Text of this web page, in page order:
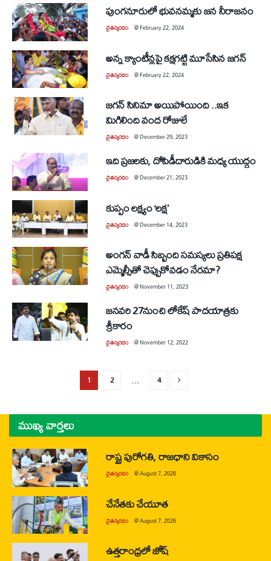
పుంగనూరులో భువనమ్మకు జన నీరాజనం
చైతన్యరధం @February 22, 2024
అన్న క్యాంటీన్లపై కక్షగట్టి మూసేసిన జగన్‌
చైతన్యరధం @February 22, 2024
జగన్‌ సినిమా అయిపోయింది ..ఇక
మిగిలింది వంద రోజులే
చైతన్యరధం @December 29, 2023
ఇది ప్రజలకు, దోపిడీదారుడికి మధ్య యుద్ధం
చైతన్యరధం @December 21, 2023
కుప్పం లక్ష్యం ‘లక్ష’
చైతన్యరధం @December 14, 2023
అంగన్‌ వాడీ సిబ్బంది సమస్యలు ప్రతిపక్ష
ఎమ్మెల్సీతో చెప్పుకోవడం నేరమా?
చైతన్యరధం @November 11, 2023
జనవరి 27నుంచి లోకేష్‌ పాదయాత్రకు
శ్రీకారం
చైతన్యరధం @November 12, 2022
1 2 … 4
ముఖ్య వార్తలు
రాష్ట్ర పురోగతి, రాజధాని వికాసం
చైతన్యరధం @August 7, 2026
చేనేతకు చేయూత
చైతన్యరధం @August 7, 2026
ఉత్తరాంధ్రలో జోష్